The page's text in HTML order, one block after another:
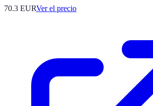
70.3 EURVer el precio